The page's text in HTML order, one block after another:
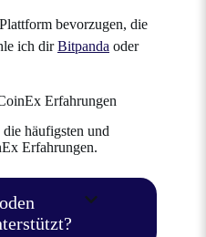
bevorzugen, die
ich dirBitpanda oder
Erfahrungen
häufigsten und
Erfahrungen.